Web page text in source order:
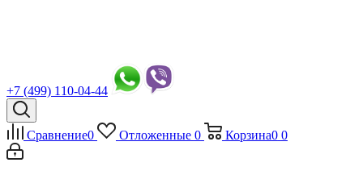
+7 (499) 110-04-44
Сравнение0 Отложенные 0 Корзина0 0